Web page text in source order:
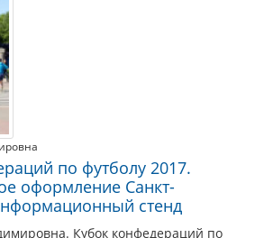
по футболу 2017.
оформление Санкт-
стенд
Кубок конфедераций по